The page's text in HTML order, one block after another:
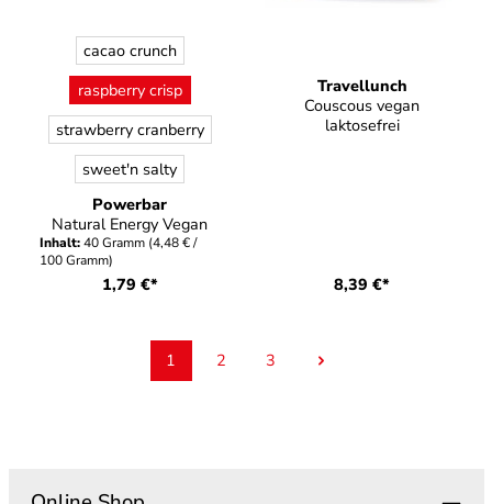
Powerbar
Natural Energy Vegan
Farbeauswählen
cacao crunch
raspberry crisp
strawberry cranberry
sweet'n salty
Inhalt:40 Gramm (4,48 € /
100 Gramm)
1,79 €*
Travellunch
Couscous vegan
laktosefrei
8,39 €*
Seite
1 Seite
2 Seite
3